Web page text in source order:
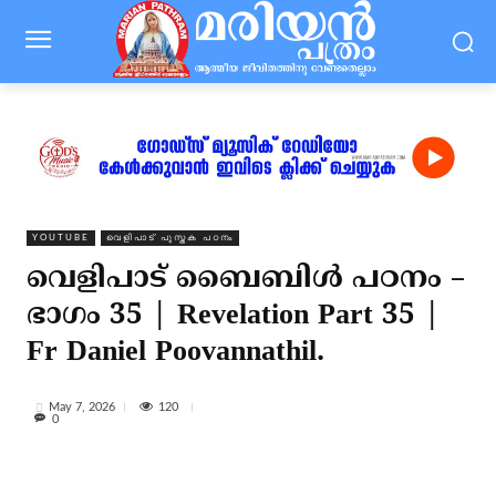
YOUTUBE വെളിപാട് പുസ്തക പഠനം
വെളിപാട് ബൈബിൾ പഠനം –
ഭാഗം 35 | Revelation Part 35 |
Fr Daniel Poovannathil.
May 7, 2026
120
0